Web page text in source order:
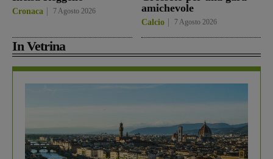
Cronaca 7 Agosto 2026
amichevole
Calcio 7 Agosto 2026
In Vetrina